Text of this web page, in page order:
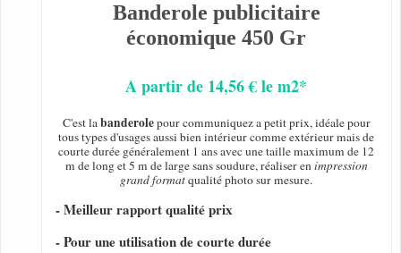
Banderole publicitaire
économique 450 Gr
A partir de 14,56 € le m2*
C'est labanderolepour communiquez a petit prix, idéale pour
tous types d'usages aussi bien intérieur comme extérieur mais de
courte durée généralement 1 ans avec une taille maximum de 12
m de long et 5 m de large sans soudure, réaliser enimpression
grand formatqualité photo sur mesure.
- Meilleur rapport qualité prix
- Pour une utilisation de courte durée